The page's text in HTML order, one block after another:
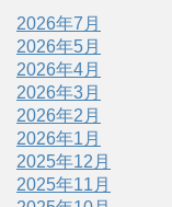
2026年7月
2026年5月
2026年4月
2026年3月
2026年2月
2026年1月
2025年12月
2025年11月